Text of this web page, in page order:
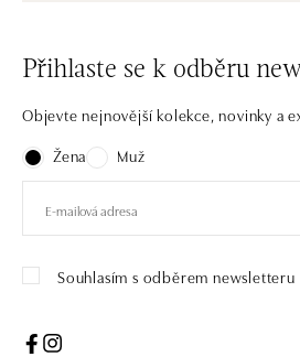
Přihlaste se k odběru
Objevte nejnovější kolekce, novinky a
Žena
Muž
Souhlasím s odběrem newsletteru